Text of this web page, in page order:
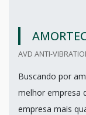
AVD ANTI-
Buscando por
melhor empresa
empresa mais